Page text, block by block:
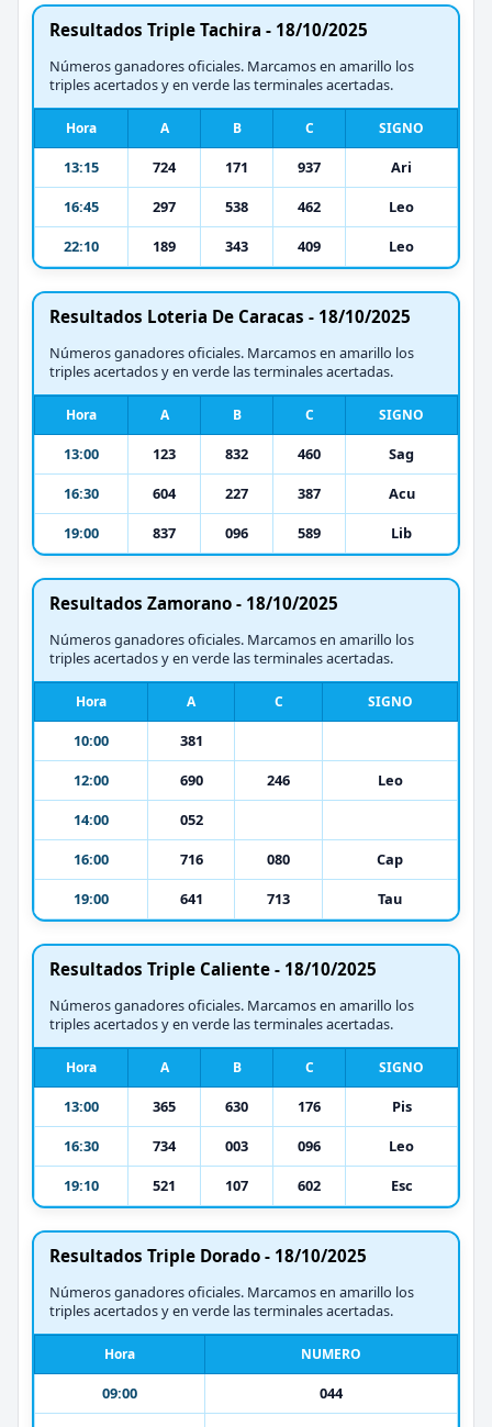
Resultados Triple Tachira - 18/10/2025
Números ganadores oficiales. Marcamos en amarillo los
triples acertados y en verde las terminales acertadas.
Hora A B C SIGNO
13:15 724 171 937
Ari
16:45
297 538 462
Leo
22:10
189 343 409 Leo
Resultados Loteria De Caracas - 18/10/2025
Números ganadores oficiales. Marcamos en amarillo los
triples acertados y en verde las terminales acertadas.
Hora A B C SIGNO
13:00 123 832 460
Sag
16:30
604 227 387
Acu
19:00
837 096 589 Lib
Resultados Zamorano - 18/10/2025
Números ganadores oficiales. Marcamos en amarillo los
triples acertados y en verde las terminales acertadas.
Hora A C SIGNO
10:00
381
12:00
690 246
Leo
14:00
052
16:00
716 080
Cap
19:00
641 713 Tau
Resultados Triple Caliente - 18/10/2025
Números ganadores oficiales. Marcamos en amarillo los
triples acertados y en verde las terminales acertadas.
Hora A B C SIGNO
13:00 365 630 176
Pis
16:30
734 003 096
Leo
19:10
521 107 602 Esc
Resultados Triple Dorado - 18/10/2025
Números ganadores oficiales. Marcamos en amarillo los
triples acertados y en verde las terminales acertadas.
Hora NUMERO
09:00
044